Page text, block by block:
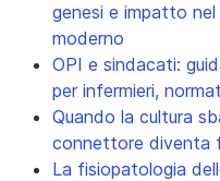
genesi e impatto
moderno
OPI e sindacati:
per infermieri,
Quando la cultura
connettore diventa
La fisiopatologia